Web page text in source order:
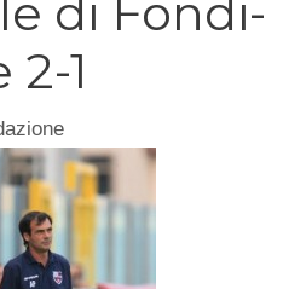
di Fondi-
1